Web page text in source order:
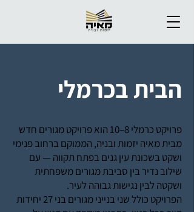
הבית בכרמלי
פרויקט כרמלי 8–10 הוא פרויקט מגורים חדש
מבית מאיה יזמות ובניה, הממוקם ברחוב פנימי
ושקט בשכונת עין גנים בפתח תקווה — עם
שילוב נדיר בין סביבת מגורים משפחתית
ושקטה לבין נגישות גבוהה לעיר.
הפרויקט כולל שני בנייני מגורים בני 27 יחידות